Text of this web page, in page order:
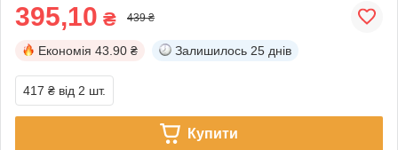
395,10 ₴ 439 ₴
Економія 43.90 ₴ Залишилось 25 днів
417 ₴ від 2 шт.
Купити